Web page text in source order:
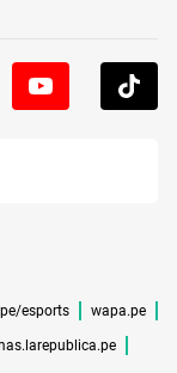
esports wapa.pe